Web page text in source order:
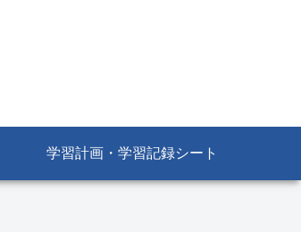
学習計画・学習記録シート